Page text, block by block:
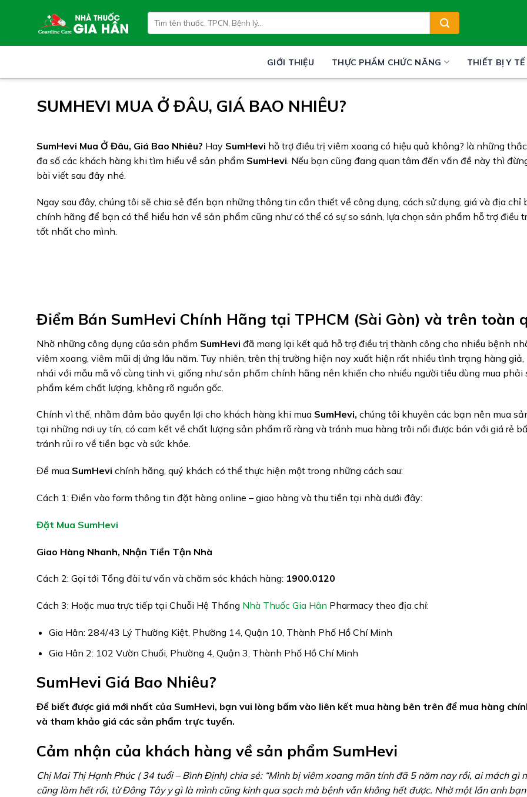
kiếm:
GIỚI THIỆU THỰC PHẨM CHỨC NĂNG THIẾT BỊ Y TẾ
SUMHEVI MUA Ở ĐÂU, GIÁ BAO NHIÊU?
SumHevi Mua Ở Đâu, Giá Bao Nhiêu? Hay SumHevi hỗ trợ điều trị viêm xoang có hiệu quả không? là những
đa số các khách hàng khi tìm hiểu về sản phẩm SumHevi . Nếu bạn cũng đang quan tâm đến vấn đề này thì
bài viết sau đây nhé.
Ngay sau đây, chúng tôi sẽ chia sẻ đến bạn những thông tin cần thiết về công dụng, cách sử dụng, giá và địa chỉ
chính hãng để bạn có thể hiểu hơn về sản phẩm cũng như có thể có sự so sánh, lựa chọn sản phẩm hỗ trợ điều
tốt nhất cho mình.
Điểm Bán SumHevi Chính Hãng tại TPHCM (Sài Gòn) và trên toàn
Nhờ những công dụng của sản phẩm SumHevi đã mang lại kết quả hỗ trợ điều trị thành công cho nhiều bệnh
viêm xoang, viêm mũi dị ứng lâu năm. Tuy nhiên, trên thị trường hiện nay xuất hiện rất nhiều tình trạng hàng giả,
nhái với mẫu mã vô cùng tinh vi, giống như sản phẩm chính hãng nên khiến cho nhiều người tiêu dùng mua phải
phẩm kém chất lượng, không rõ nguồn gốc.
Chính vì thế, nhằm đảm bảo quyền lợi cho khách hàng khi mua SumHevi, chúng tôi khuyên các bạn nên mua
tại những nơi uy tín, có cam kết về chất lượng sản phẩm rõ ràng và tránh mua hàng trôi nổi được bán với giá rẻ
tránh rủi ro về tiền bạc và sức khỏe.
Để mua SumHevi chính hãng, quý khách có thể thực hiện một trong những cách sau:
Cách 1: Điền vào form thông tin đặt hàng online – giao hàng và thu tiền tại nhà dưới đây:
Đặt Mua SumHevi
Giao Hàng Nhanh, Nhận Tiền Tận Nhà
Cách 2: Gọi tới Tổng đài tư vấn và chăm sóc khách hàng: 1900.0120
Cách 3: Hoặc mua trực tiếp tại Chuỗi Hệ Thống Nhà Thuốc Gia Hân Pharmacy theo địa chỉ:
Gia Hân: 284/43 Lý Thường Kiệt, Phường 14, Quận 10, Thành Phố Hồ Chí Minh
Gia Hân 2: 102 Vườn Chuối, Phường 4, Quận 3, Thành Phố Hồ Chí Minh
SumHevi Giá Bao Nhiêu?
Để biết được giá mới nhất của SumHevi, bạn vui lòng bấm vào liên kết mua hàng bên trên để mua hàng
và tham khảo giá các sản phẩm trực tuyến.
Cảm nhận của khách hàng về sản phẩm SumHevi
Chị Mai Thị Hạnh Phúc ( 34 tuổi – Bình Định) chia sẻ: “Mình bị viêm xoang mãn tính đã 5 năm nay rồi, ai mách gì
cũng làm hết rồi, từ Đông Tây y gì là mình cũng kinh qua sạch mà bệnh vẫn không hết được. Nhờ một lần anh